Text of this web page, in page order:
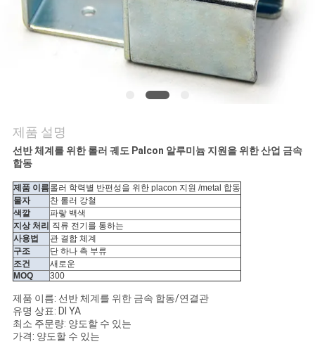
식
케
이
스
조
회
제품 설명
선반 체계를 위한 롤러 궤도 Palcon 알루미늄 지원을 위한 산업 금속
합동
제품 이름롤러 학력별 반편성을 위한 placon 지원 /metal 합동
물자
찬 롤러 강철
색깔
파랗 백색
지상 처리 직류 전기를 통하는
사용법
관 결합 체계
구조
단 하나 측 부류
조건
새로운
MOQ
300
제품 이름: 선반 체계를 위한 금속 합동/연결관
유명 상표: DI YA
최소 주문량: 양도할 수 있는
가격: 양도할 수 있는